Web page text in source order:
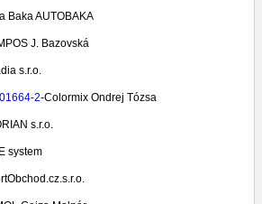
Baka AUTOBAKA
J. Bazovská
s.r.o.
2-Colormix Ondrej Tózsa
s.r.o.
system